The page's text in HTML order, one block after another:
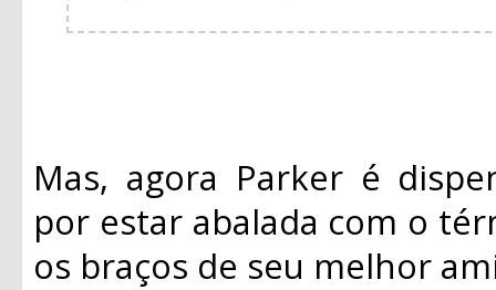
Mas, agora Parker é
por estar abalada com o
os braços de seu melhor